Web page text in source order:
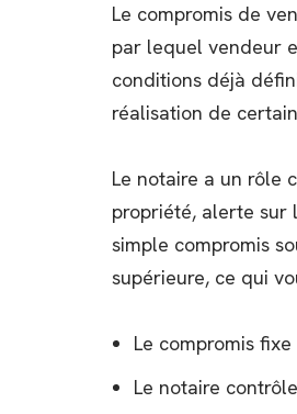
Le compromis de
par lequel vendeur
conditions déjà
réalisation de
Le notaire a un rôle
propriété, alerte sur
simple compromis
supérieure, ce qui
Le compromis
Le notaire